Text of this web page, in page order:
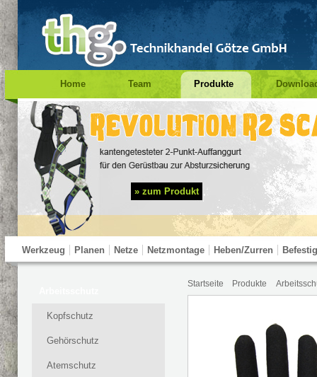
Home Team Produkte
Impressum Suche Prüfung PSA
» zum Produkt
Werkzeug Planen Netze Netzmontage Heben/Zurren
Kopfschutz
Gehörschutz
Atemschutz
Startseite Produkte